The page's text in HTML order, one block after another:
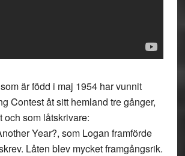
är född i maj 1954 har vunnit
Contest åt sitt hemland tre gånger,
och som låtskrivare:
Year?, som Logan framförde
Låten blev mycket framgångsrik.